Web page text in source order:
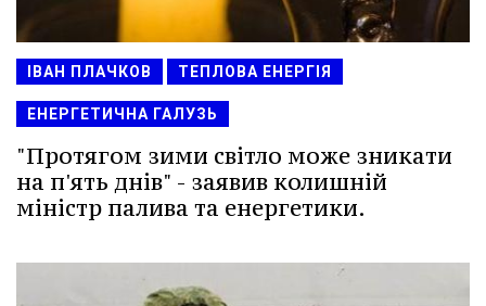
ІВАН ПЛАЧКОВ ТЕПЛОВА ЕНЕРГІЯ
ЕНЕРГЕТИЧНА ГАЛУЗЬ
"Протягом зими світло може зникати
на п'ять днів" - заявив колишній
міністр палива та енергетики.